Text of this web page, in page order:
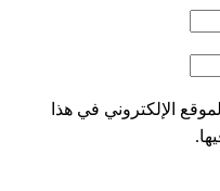
الإلكتروني في هذا